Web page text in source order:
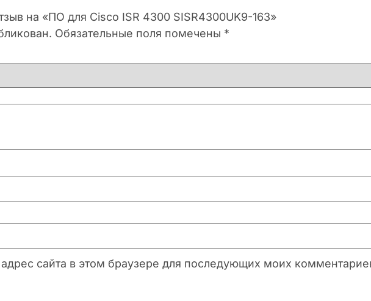
на «ПО для Cisco ISR 4300 SISR4300UK9-163»
Обязательные поля помечены *
сайта в этом браузере для последующих моих